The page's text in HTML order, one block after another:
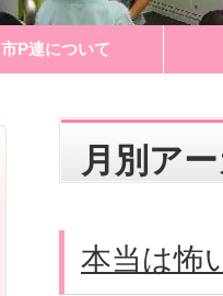
市P連について
月別ア
本当は怖